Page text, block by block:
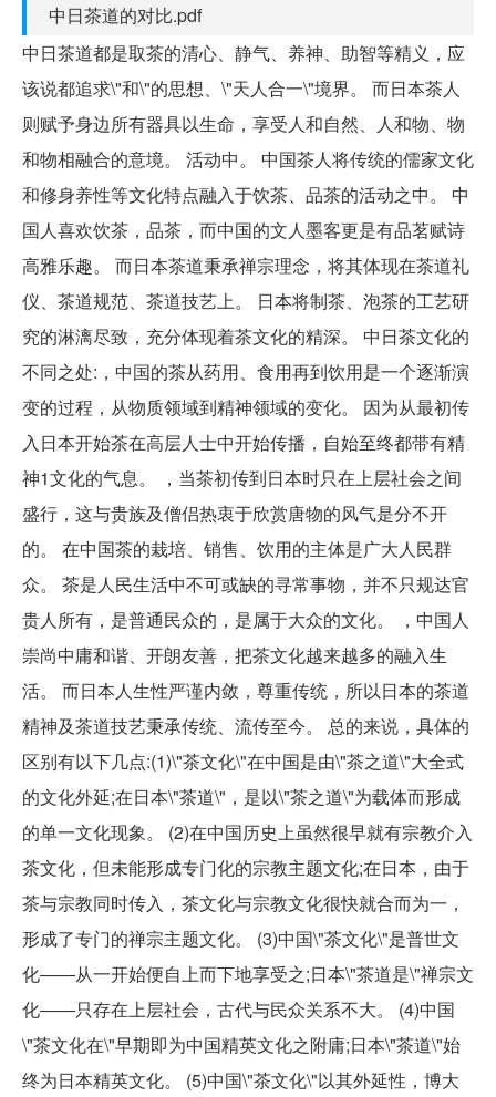
中日茶道的对比.pdf
中日茶道都是取茶的清心、静气、养神、助智等精义，应
该说都追求\"和\"的思想、\"天人合一\"境界。 而日本茶人
则赋予身边所有器具以生命，享受人和自然、人和物、物
和物相融合的意境。 活动中。 中国茶人将传统的儒家文化
和修身养性等文化特点融入于饮茶、品茶的活动之中。 中
国人喜欢饮茶，品茶，而中国的文人墨客更是有品茗赋诗
高雅乐趣。 而日本茶道秉承禅宗理念，将其体现在茶道礼
仪、茶道规范、茶道技艺上。 日本将制茶、泡茶的工艺研
究的淋漓尽致，充分体现着茶文化的精深。 中日茶文化的
不同之处:，中国的茶从药用、食用再到饮用是一个逐渐演
变的过程，从物质领域到精神领域的变化。 因为从最初传
入日本开始茶在高层人士中开始传播，自始至终都带有精
神1文化的气息。 ，当茶初传到日本时只在上层社会之间
盛行，这与贵族及僧侣热衷于欣赏唐物的风气是分不开
的。 在中国茶的栽培、销售、饮用的主体是广大人民群
众。 茶是人民生活中不可或缺的寻常事物，并不只规达官
贵人所有，是普通民众的，是属于大众的文化。 ，中国人
崇尚中庸和谐、开朗友善，把茶文化越来越多的融入生
活。 而日本人生性严谨内敛，尊重传统，所以日本的茶道
精神及茶道技艺秉承传统、流传至今。 总的来说，具体的
区别有以下几点:(1)\"茶文化\"在中国是由\"茶之道\"大全式
的文化外延;在日本\"茶道\"，是以\"茶之道\"为载体而形成
的单一文化现象。 (2)在中国历史上虽然很早就有宗教介入
茶文化，但未能形成专门化的宗教主题文化;在日本，由于
茶与宗教同时传入，茶文化与宗教文化很快就合而为一，
形成了专门的禅宗主题文化。 (3)中国\"茶文化\"是普世文
化――从一开始便自上而下地享受之;日本\"茶道是\"禅宗文
化――只存在上层社会，古代与民众关系不大。 (4)中国
\"茶文化在\"早期即为中国精英文化之附庸;日本\"茶道\"始
终为日本精英文化。 (5)中国\"茶文化\"以其外延性，博大